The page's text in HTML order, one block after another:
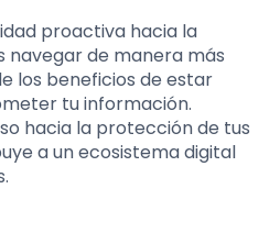
proactiva hacia la
navegar de manera más
los beneficios de estar
tu información.
hacia la protección de tus
a un ecosistema digital